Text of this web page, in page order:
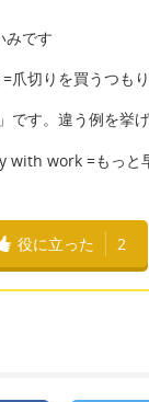
みです
切りを買うつもり
す。違う例を挙
work =もっと早
役に立った 2